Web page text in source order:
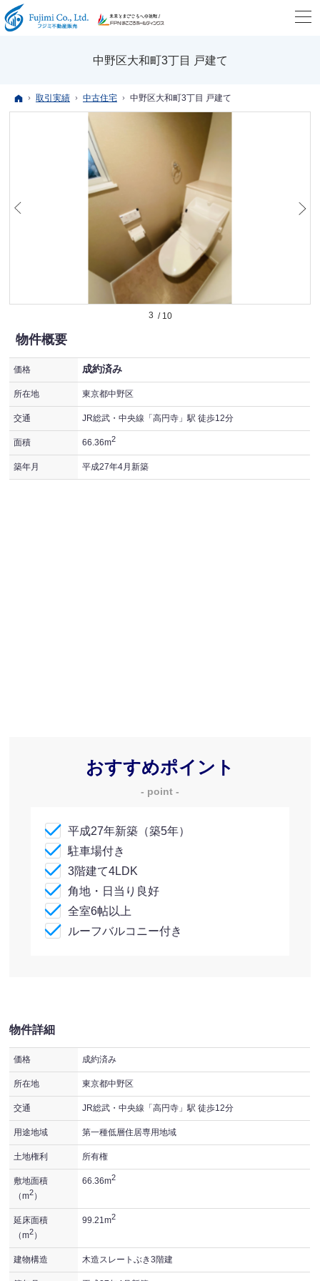
中野区大和町3丁目 戸建て
ホーム
取引実績 中古住宅 中野区大和町3丁目 戸建て
3
物件概要
価格 成約済み
所在地 東京都中野区
交通 JR総武・中央線「高円寺」駅 徒歩12分
面積 66.36m2
築年月 平成27年4月新築
おすすめポイント
- point -
平成27年新築（築5年）
駐車場付き
3階建て4LDK
角地・日当り良好
全室6帖以上
ルーフバルコニー付き
物件詳細
価格 成約済み
所在地 東京都中野区
交通 JR総武・中央線「高円寺」駅 徒歩12分
用途地域 第一種低層住居専用地域
土地権利 所有権
敷地面積
（m2）
66.36m2
延床面積
（m2）
99.21m2
建物構造 木造スレートぶき3階建